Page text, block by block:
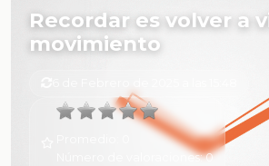
Recordar es volver a
movimiento
Número de valoraciones:0